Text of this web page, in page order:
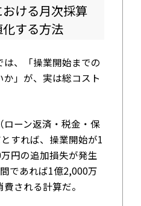
ける月次採算
する方法
、「操業開始までの
」が、実は総コスト
ーン返済・税金・保
すれば、操業開始が1
円の追加損失が発生
であれば1億2,000万
される計算だ。